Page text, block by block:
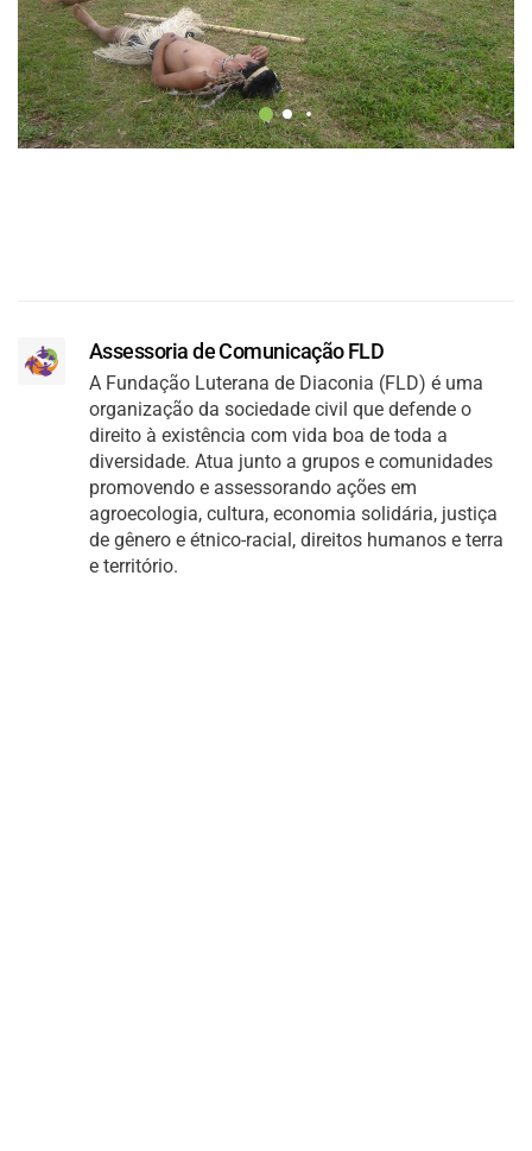
Assessoria de Comunicação FLD
A Fundação Luterana de Diaconia (FLD) é uma
organização da sociedade civil que defende o
direito à existência com vida boa de toda a
diversidade. Atua junto a grupos e comunidades
promovendo e assessorando ações em
agroecologia, cultura, economia solidária, justiça
de gênero e étnico-racial, direitos humanos e terra
e território.